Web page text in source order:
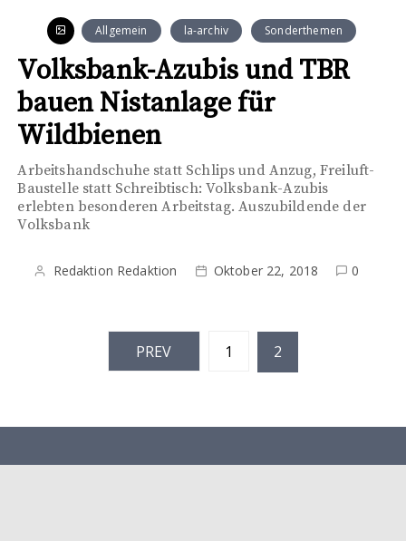
Allgemein la-archiv Sonderthemen
Volksbank-Azubis und TBR
bauen Nistanlage für
Wildbienen
Arbeitshandschuhe statt Schlips und Anzug, Freiluft-
Baustelle statt Schreibtisch: Volksbank-Azubis
erlebten besonderen Arbeitstag. Auszubildende der
Volksbank
Redaktion Redaktion Oktober 22, 2018 0
t
e
PREV 1 2